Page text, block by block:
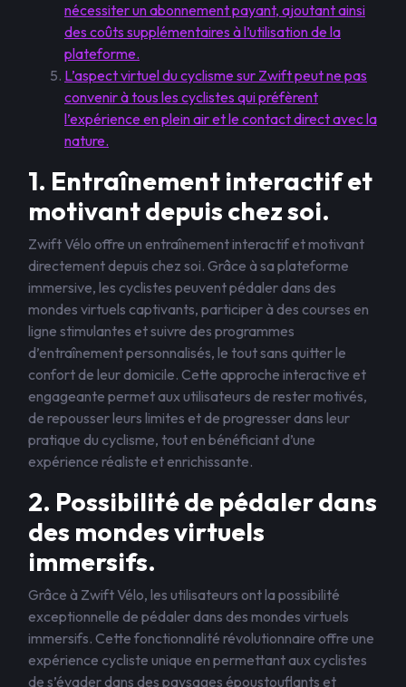
nécessiter un abonnement payant, ajoutant ainsi
des coûts supplémentaires à l’utilisation de la
plateforme.
L’aspect virtuel du cyclisme sur Zwift peut ne pas
convenir à tous les cyclistes qui préfèrent
l’expérience en plein air et le contact direct avec la
nature.
1. Entraînement interactif et
motivant depuis chez soi.
Zwift Vélo offre un entraînement interactif et motivant
directement depuis chez soi. Grâce à sa plateforme
immersive, les cyclistes peuvent pédaler dans des
mondes virtuels captivants, participer à des courses en
ligne stimulantes et suivre des programmes
d’entraînement personnalisés, le tout sans quitter le
confort de leur domicile. Cette approche interactive et
engageante permet aux utilisateurs de rester motivés,
de repousser leurs limites et de progresser dans leur
pratique du cyclisme, tout en bénéficiant d’une
expérience réaliste et enrichissante.
2. Possibilité de pédaler dans
des mondes virtuels
immersifs.
Grâce à Zwift Vélo, les utilisateurs ont la possibilité
exceptionnelle de pédaler dans des mondes virtuels
immersifs. Cette fonctionnalité révolutionnaire offre une
expérience cycliste unique en permettant aux cyclistes
de s’évader dans des paysages époustouflants et